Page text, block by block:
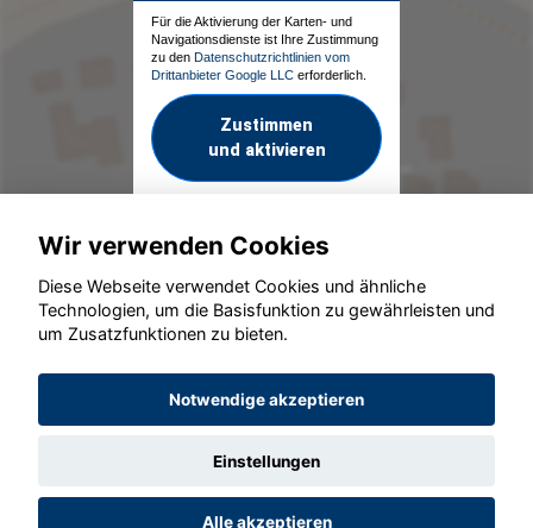
Für die Aktivierung der Karten- und
Navigationsdienste ist Ihre Zustimmung
zu den Datenschutzrichtlinien vom
Drittanbieter Google LLC erforderlich.
Zustimmen
und aktivieren
© konjunkturmotor.de GmbH 2020 - 2026
Wir verwenden Cookies
Diese Webseite verwendet Cookies und ähnliche
Technologien, um die Basisfunktion zu gewährleisten und
um Zusatzfunktionen zu bieten.
Notwendige akzeptieren
Einstellungen
Alle akzeptieren